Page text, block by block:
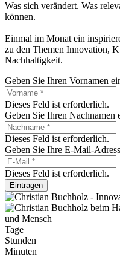
Was sich verändert. Was
können.
Einmal im Monat ein
zu den Themen Innovation,
Nachhaltigkeit.
Geben Sie Ihren Vornamen
Dieses Feld ist erforderlich.
Geben Sie Ihren Nachnamen
Dieses Feld ist erforderlich.
Geben Sie Ihre E-Mail-
Dieses Feld ist erforderlich.
Eintragen
Tage
Stunden
Minuten